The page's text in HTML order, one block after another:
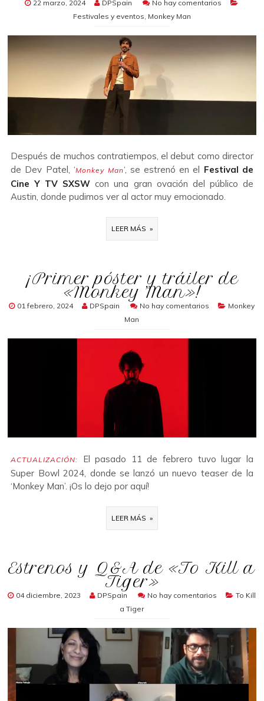
22 marzo, 2024 DPSpain
No hay comentarios
Festivales y eventos, Monkey Man
Después de muchos contratiempos, el debut como director
de Dev Patel, ‘Monkey Man‘, se estrenó en el Festival de
Cine Y TV SXSW con una gran ovación del público de
Austin, donde pudimos ver al actor muy emocionado.
LEER MÁS »
¡Primer póster y tráiler de
«Monkey Man»!
01 febrero, 2024 DPSpain No hay comentarios
Monkey
Man
ACTUALIZACIÓN:
El pasado 11 de febrero tuvo lugar la
Super Bowl 2024, donde se lanzó un nuevo teaser de la
‘Monkey Man’. ¡Os lo dejo por aquí!
LEER MÁS »
Estrenos y Q&A de «To Kill a
Tiger»
04 diciembre, 2023 DPSpain No hay comentarios
To Kill
a Tiger